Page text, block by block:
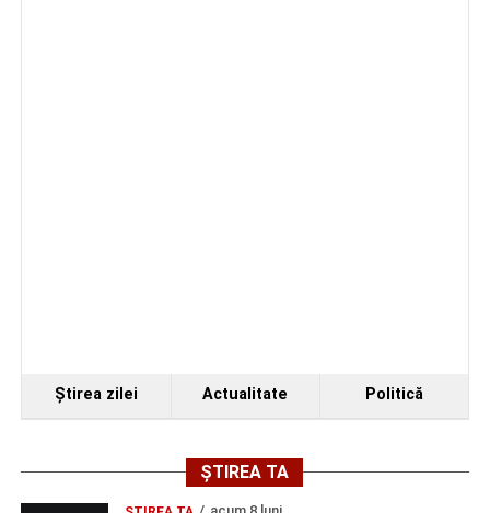
Ştirea zilei Actualitate Politică
ȘTIREA TA